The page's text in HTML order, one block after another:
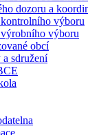
dozoru a
výboru
výboru
obcí
sdružení